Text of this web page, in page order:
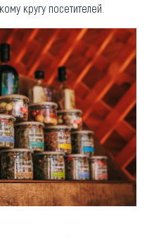
кругу посетителей.